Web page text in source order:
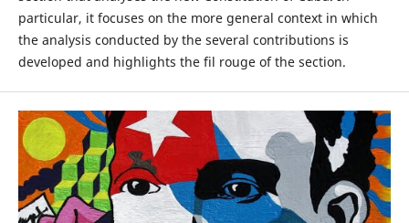
particular, it focuses on the more general context in which
the analysis conducted by the several contributions is
developed and highlights the fil rouge of the section.